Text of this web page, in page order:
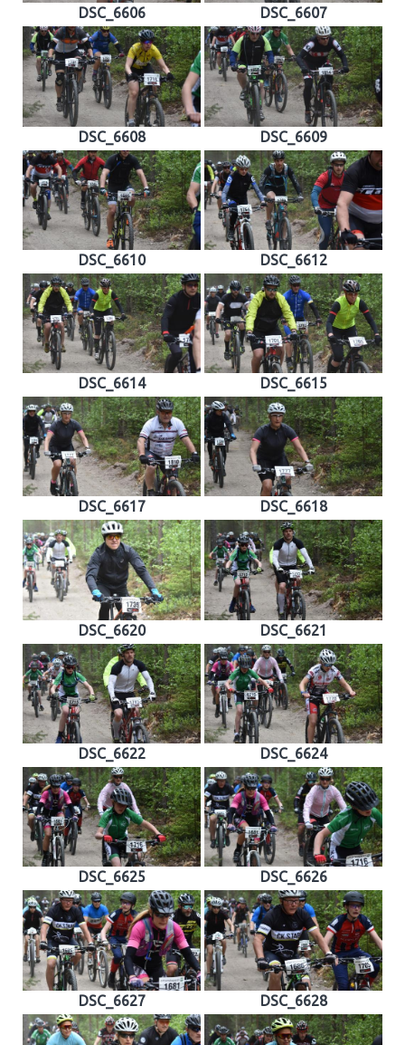
DSC_6606 DSC_6607
DSC_6608 DSC_6609
DSC_6610 DSC_6612
DSC_6614 DSC_6615
DSC_6617 DSC_6618
DSC_6620 DSC_6621
DSC_6622 DSC_6624
DSC_6625 DSC_6626
DSC_6627 DSC_6628